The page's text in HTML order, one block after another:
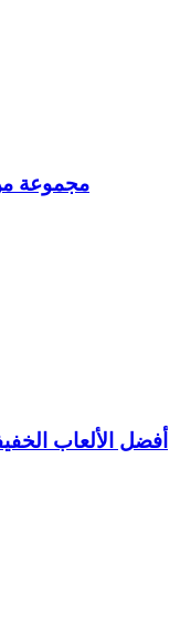
مجموعة من أفضل 10
أفضل الألعاب